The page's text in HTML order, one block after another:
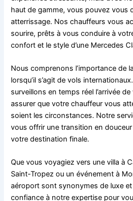
haut de gamme, vous pouvez vous
atterrissage. Nos chauffeurs vous
sourire, prêts à vous conduire à
confort et le style d’une Mercedes
Nous comprenons l’importance de
lorsqu’il s’agit de vols
surveillons en temps réel l’arrivée
assurer que votre chauffeur vous
soient les circonstances. Notre
vous offrir une transition en douceur
votre destination finale.
Que vous voyagiez vers une villa à
Saint-Tropez ou un événement à
aéroport sont synonymes de luxe
confiance à notre expertise pour